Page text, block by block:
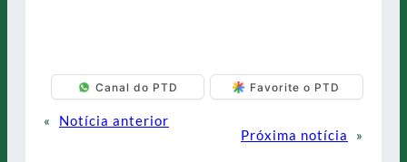
Canal do PTD Favorite o PTD
«
Notícia anterior
Próxima notícia
»